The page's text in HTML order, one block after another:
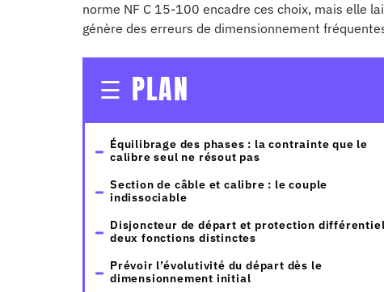
norme NF C 15-100 encadre ces choix, mais elle
génère des erreurs de dimensionnement
PLAN
Équilibrage des phases : la contrainte que le
calibre seul ne résout pas
Section de câble et calibre : le couple
indissociable
Disjoncteur de départ et protection
deux fonctions distinctes
Prévoir l’évolutivité du départ dès le
dimensionnement initial